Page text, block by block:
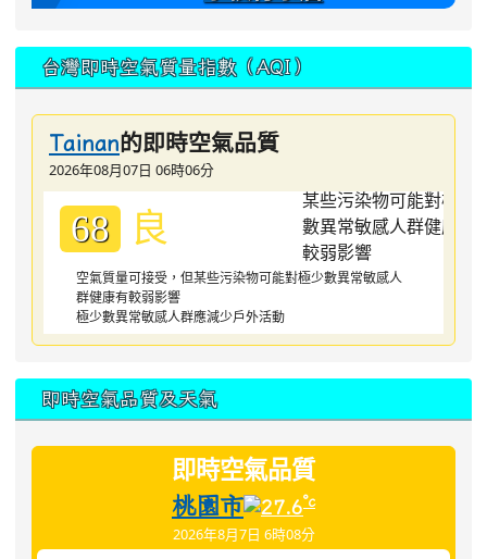
台灣即時空氣質量指數（AQI）
Tainan的即時空氣品質
2026年08月07日 06時06分
68 良
空氣質量可接受，但某些污染物可能對極少數異常敏感人
群健康有較弱影響
極少數異常敏感人群應減少戶外活動
即時空氣品質及天氣
即時空氣品質
桃園市 27.6°c
2026年8月7日 6時08分